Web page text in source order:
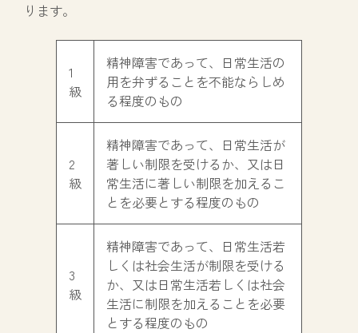
ります。
1
級
精神障害であって、日常生活の
用を弁ずることを不能ならしめ
る程度のもの
2
級
精神障害であって、日常生活が
著しい制限を受けるか、又は日
常生活に著しい制限を加えるこ
とを必要とする程度のもの
3
級
精神障害であって、日常生活若
しくは社会生活が制限を受ける
か、又は日常生活若しくは社会
生活に制限を加えることを必要
とする程度のもの